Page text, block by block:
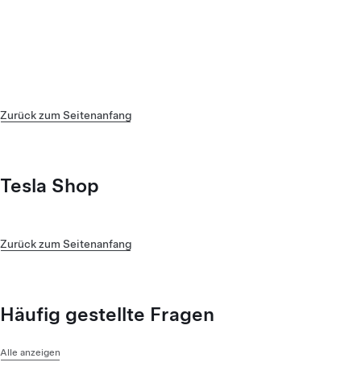
Zurück zum Seitenanfang
Tesla Shop
Zurück zum Seitenanfang
Häufig gestellte Fragen
Alle anzeigen